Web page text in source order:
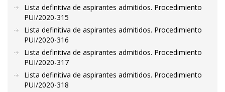
Lista definitiva de aspirantes admitidos. Procedimiento
PUI/2020-315
Lista definitiva de aspirantes admitidos. Procedimiento
PUI/2020-316
Lista definitiva de aspirantes admitidos. Procedimiento
PUI/2020-317
Lista definitiva de aspirantes admitidos. Procedimiento
PUI/2020-318